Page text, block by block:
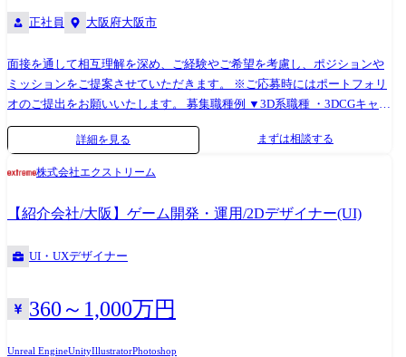
ループの新規開発中のスマートフォンゲームにおける、キャラクターや
るディレクション業務を担当していただきます。 進捗・KPI管理、状況
に応じた課題発見と改善策の実行、外注先・パートナー企業との関係構
築・監修対応なども担っていただきます。 ゲーム・エンターテイメント
事業部(SGE)概要 「インターネットの可能性とチームの力で新しい時代
のエンターテイメントを創る」 というビジョンを掲げ、スマートフォン
ゲームの新規開発・運用を中心に、グッズなどの周辺領域やグローバル
社が独自の強みを活かしたプロダクト開発を行う一方で、各職種毎のボ
ードやワーキンググループといった横断組織を通じて各社が持つ技術・
ノウハウや成功・失敗事例を共有し合い強く連携し合いながらグローバ
ル規模でヒットタイトル創出を目指す、業界内でも稀有な特徴を持つ事
https://qualiarts.jp/company/#ProductList ・株式会社Colorful Palette
https://colorfulpalette.co.jp/service/ ・株式会社サムザップ
https://sumzap.co.jp/service/ ・株式会社アプリボット
正社員 大阪府大阪市
面接を通して相互理解を深め、ご経験やご希望を考慮し、ポジションや
ミッションをご提案させていただきます。 ※ご応募時にはポートフォリ
オのご提出をお願いいたします。 募集職種例 ▼3D系職種 ・3DCGキャラ
クターモデラー ・3D背景デザイナー ・3Dモーションデザイナー ・3Dデ
ィレクター ・テクニカルアーティスト ・リギングアーティスト ▼2D系
ラクターデザイナー ・コンセプトアーティスト ・漫画家
詳細を見る まずは相談する
株式会社エクストリーム
【紹介会社/大阪】ゲーム開発・運用/2Dデザイナー(UI)
UI・UXデザイナー
360～1,000万円
Unreal EngineUnityIllustratorPhotoshop